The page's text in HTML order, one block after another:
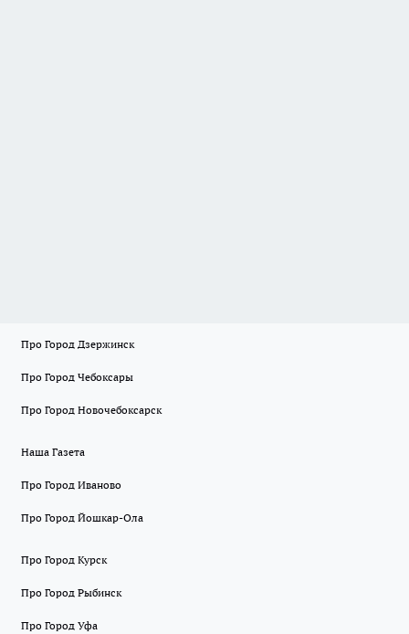
Про Город Дзержинск
Про Город Чебоксары
Про Город Новочебоксарск
Наша Газета
Про Город Иваново
Про Город Йошкар-Ола
Про Город Курск
Про Город Рыбинск
Про Город Уфа